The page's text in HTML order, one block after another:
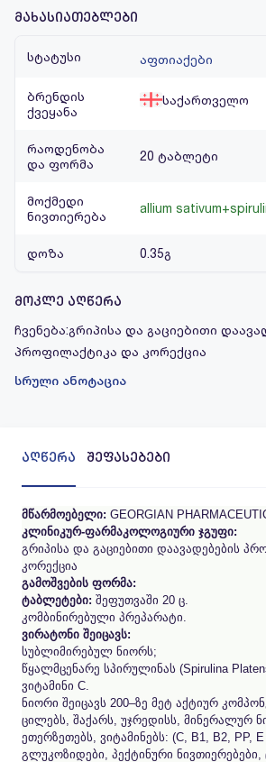
მახასიათებლები
სტატუსი აფთიაქები
ბრენდის
ქვეყანა
საქართველო
რაოდენობა
და ფორმა
20 ტაბლეტი
მოქმედი
ნივთიერება
allium
დოზა 0.35გ
მოკლე აღწერა
ჩვენება:გრიპისა და გაციებითი
პროფილაქტიკა და კორექცია
სრული ანოტაცია
აღწერა შეფასებები
მწარმოებელი: GEORGIAN
კლინიკურ-ფარმაკოლოგიური ჯგუფი:
გრიპისა და გაციებითი დაავადებების
კორექცია
გამოშვების ფორმა:
ტაბლეტები: შეფუთვაში 20 ც.
კომბინირებული პრეპარატი.
ვირატონი შეიცავს:
სუბლიმირებულ ნიორს;
წყალმცენარე სპირულინას (Spirulina
ვიტამინი C.
ნიორი შეიცავს 200–ზე მეტ აქტიურ
ცილებს, შაქარს, უჯრედისს, მინერალურ
ეთერზეთებს, ვიტამინებს: (C, B1, B2, PP,
გლუკოზიდები, პექტინური